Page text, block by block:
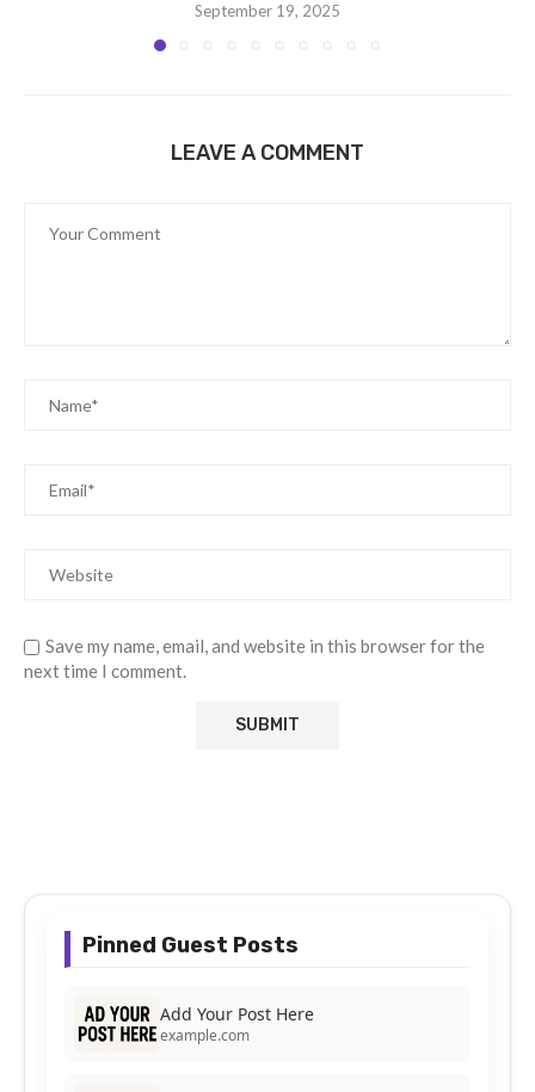
September 19, 2025
LEAVE A COMMENT
Save my name, email, and website in this browser for the
next time I comment.
Pinned Guest Posts
Add Your Post Here
example.com